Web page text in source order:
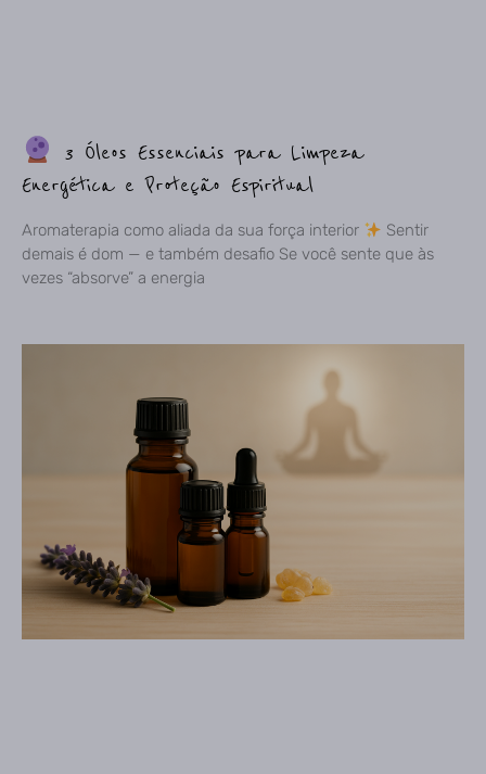
3 Óleos Essenciais para Limpeza
Energética e Proteção Espiritual
Aromaterapia como aliada da sua força interior
Sentir
demais é dom — e também desafio Se você sente que às
vezes “absorve” a energia